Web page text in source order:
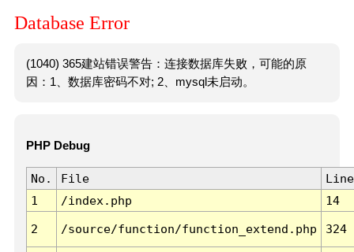
Database Error
(1040) 365建站错误警告：连接数据库失败，可能的原
因：1、数据库密码不对; 2、mysql未启动。
PHP Debug
No. File
Line
1
/index.php 14
2 /source/function/function_extend.php 324